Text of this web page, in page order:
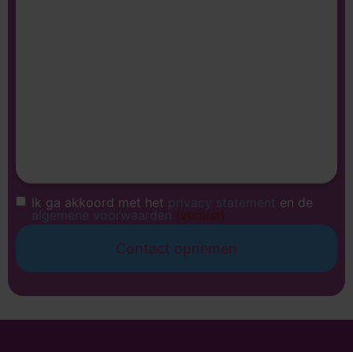
(Vereist)
Ik ga akkoord met het privacy statement en de
algemene voorwaarden (vereist)